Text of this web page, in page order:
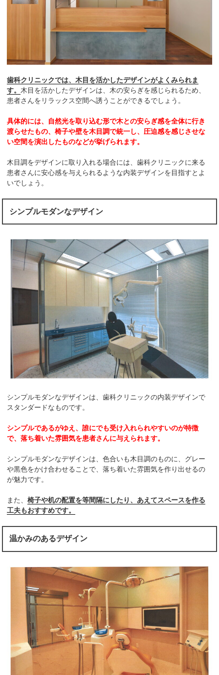
歯科クリニックでは、木目を活かしたデザインがよくみられま
す。 木目を活かしたデザインは、木の安らぎを感じられるため、
患者さんをリラックス空間へ誘うことができるでしょう。
具体的には、自然光を取り込む形で木との安らぎ感を全体に行き
渡らせたもの、椅子や壁を木目調で統一し、圧迫感を感じさせな
い空間を演出したものなどが挙げられます。
木目調をデザインに取り入れる場合には、歯科クリニックに来る
患者さんに安心感を与えられるような内装デザインを目指すとよ
いでしょう。
シンプルモダンなデザイン
シンプルモダンなデザインは、歯科クリニックの内装デザインで
スタンダードなものです。
シンプルであるがゆえ、誰にでも受け入れられやすいのが特徴
で、落ち着いた雰囲気を患者さんに与えられます。
シンプルモダンなデザインは、色合いも木目調のものに、グレー
や黒色をかけ合わせることで、落ち着いた雰囲気を作り出せるの
が魅力です。
また、椅子や机の配置を等間隔にしたり、あえてスペースを作る
工夫もおすすめです。
温かみのあるデザイン